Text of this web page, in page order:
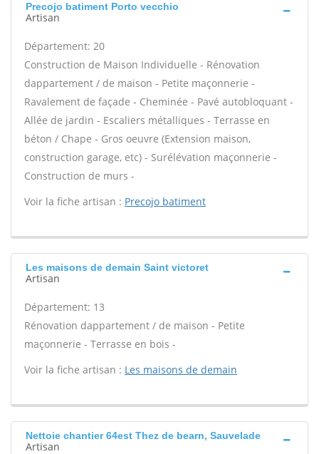
Precojo batiment Porto vecchio
Artisan
Département: 20
Construction de Maison Individuelle - Rénovation
dappartement / de maison - Petite maçonnerie -
Ravalement de façade - Cheminée - Pavé autobloquant -
Allée de jardin - Escaliers métalliques - Terrasse en
béton / Chape - Gros oeuvre (Extension maison,
construction garage, etc) - Surélévation maçonnerie -
Construction de murs -
Voir la fiche artisan : Precojo batiment
Les maisons de demain Saint victoret
Artisan
Département: 13
Rénovation dappartement / de maison - Petite
maçonnerie - Terrasse en bois -
Voir la fiche artisan : Les maisons de demain
Nettoie chantier 64est Thez de bearn, Sauvelade
Artisan